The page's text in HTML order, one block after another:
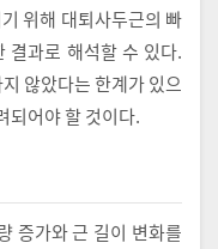
위해 대퇴사두근의 빠
결과로 해석할 수 있다.
않았다는 한계가 있으
되어야 할 것이다.
증가와 근 길이 변화를